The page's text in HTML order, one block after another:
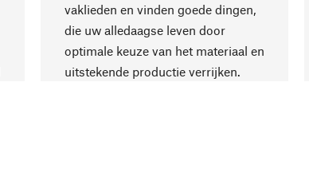
vaklieden en vinden goede dingen,
die uw alledaagse leven door
optimale keuze van het materiaal en
uitstekende productie verrijken.